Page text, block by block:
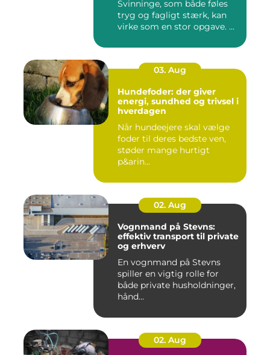
Svinninge, som både føles
tryg og fagligt stærk, kan
virke som en stor opgave. ...
03. Aug
Hundefoder: der giver
energi, sundhed og trivsel i
hverdagen
Når hundeejere skal vælge
foder til deres bedste ven,
støder mange hurtigt
p&arin...
02. Aug
Vognmand på Stevns:
effektiv transport til private
og erhverv
En vognmand på Stevns
spiller en vigtig rolle for
både private husholdninger,
hånd...
02. Aug